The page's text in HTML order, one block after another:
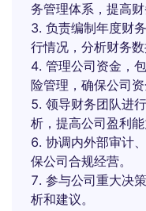
务管理体系，提高财
负责编制年度财
行情况，分析财务
管理公司资金，
险管理，确保公司资
领导财务团队进
析，提高公司盈利能
协调内外部审计
保公司合规经营。
参与公司重大决
析和建议。